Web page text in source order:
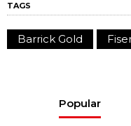
TAGS
Barrick Gold
Popular